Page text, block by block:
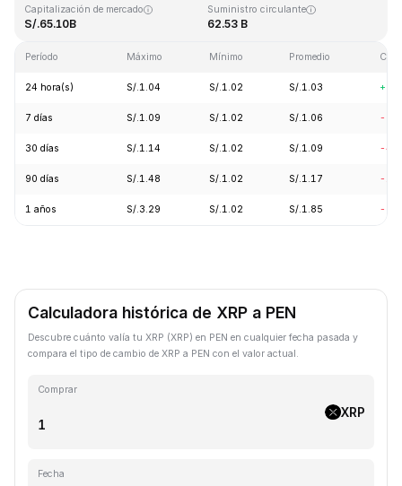
Capitalización de mercado
S/.65.10B
Suministro circulante
62.53 B
Período Máximo Mínimo Promedio
24 hora(s) S/.1.04 S/.1.02 S/.1.03
7 días S/.1.09 S/.1.02 S/.1.06 -
30 días S/.1.14 S/.1.02 S/.1.09 -
90 días S/.1.48 S/.1.02 S/.1.17 -
1 años S/.3.29 S/.1.02 S/.1.85 -
Calculadora histórica de XRP a PEN
Descubre cuánto valía tu XRP (XRP) en PEN en cualquier fecha pasada y
compara el tipo de cambio de XRP a PEN con el valor actual.
Comprar
XRP
Fecha